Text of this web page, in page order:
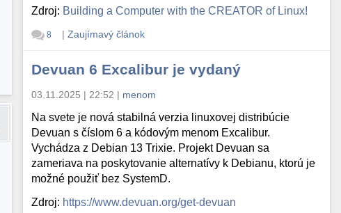
Zdroj: Building a Computer with the CREATOR of Linux!
8 | Zaujímavý článok
Devuan 6 Excalibur je vydaný
03.11.2025 | 22:52 | menom
Na svete je nová stabilná verzia linuxovej distribúcie
Devuan s číslom 6 a kódovým menom Excalibur.
Vychádza z Debian 13 Trixie. Projekt Devuan sa
zameriava na poskytovanie alternatívy k Debianu, ktorú je
možné použiť bez SystemD.
Zdroj: https://www.devuan.org/get-devuan